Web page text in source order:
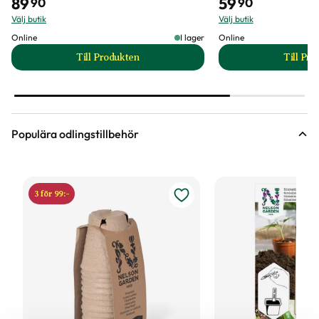
Välj butik
Online
I lager
Till Produkten
till Hasselfors S-Jord/Såjord produktsida
Välj butik
Online
Till
Populära odlingstillbehör
3 för 99:-